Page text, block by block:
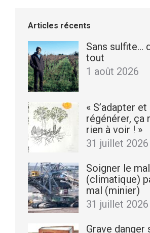
Articles récents
Sans sulfite…
tout
1 août 2026
« S’adapter et
régénérer, ça
rien à voir ! »
31 juillet 2026
Soigner le mal
(climatique)
mal (minier)
31 juillet 2026
Grave danger